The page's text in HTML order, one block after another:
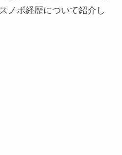
ノボ経歴について紹介し